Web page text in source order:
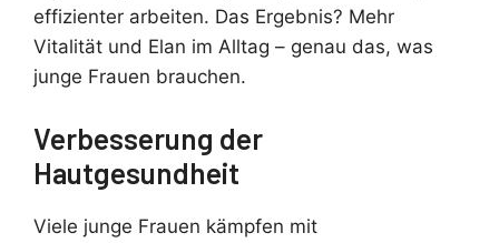
effizienter arbeiten. Das Ergebnis? Mehr
Vitalität und Elan im Alltag – genau das, was
junge Frauen brauchen.
Verbesserung der
Hautgesundheit
Viele junge Frauen kämpfen mit